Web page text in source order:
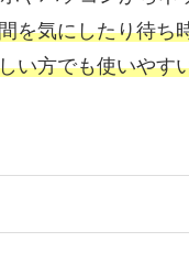
を気にしたり待ち
い方でも使いやす